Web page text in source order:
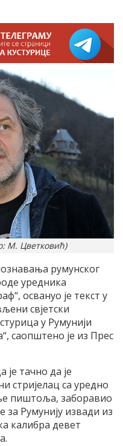
М. Цветковић)
румунског
уредника
освануо је текст у
свјетски
у Румунији
саопштено је из Прес
тачно да је
стријелац са уредно
пиштоља, заборавио
за Румунију извади из
калибра девет